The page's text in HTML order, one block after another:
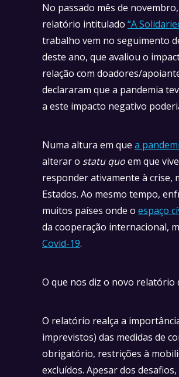
No passado mês de
relatório intitulado “A
trabalho vem no seguimento
deste ano, que avaliou o
relação com doadores/
declararam que a pandemia
a este impacto negativo
Numa altura em que a
alterar o statu quoem que
responder ativamente à crise,
Estados. Ao mesmo tempo,
muitos países onde o espaço
da cooperação internacional,
Covid-19.
O que nos diz o novo relatório
O relatório realça a
imprevistos) das medidas de
obrigatório, restrições à
excluídos. Apesar dos